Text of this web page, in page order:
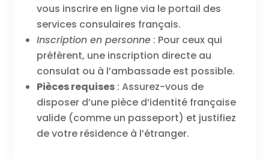
vous inscrire en ligne via le portail des
services consulaires français.
Inscription en personne: Pour ceux qui
préfèrent, une inscription directe au
consulat ou à l’ambassade est possible.
Pièces requises: Assurez-vous de
disposer d’une pièce d’identité française
valide (comme un passeport) et justifiez
de votre résidence à l’étranger.